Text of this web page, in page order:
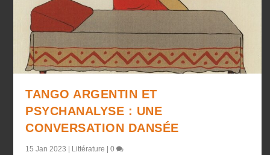
TANGO ARGENTIN ET
PSYCHANALYSE : UNE
CONVERSATION DANSÉE
15 Jan 2023 Littérature |0